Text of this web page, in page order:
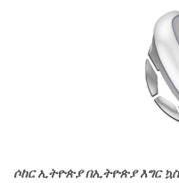
ሶከር ኢትዮጵያ በኢትዮጵያ እግር